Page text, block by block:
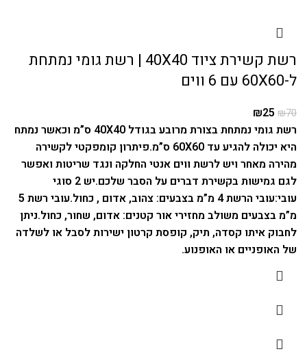
רשת קשירת ציוד 40X40 | רשת גומי נמתחת
ל-60X60 עם 6 ווים
₪70
₪25
רשת גומי נמתחת בצורת מרובע בגודל 40X40 ס”מ וכאשר נמתח
היא יכולה להגיע עד 60X60 ס”מ.
פיתרון קומפקטי לקשירה
מהירה מאחר ויש לרשת ווים אנטי החלקה ונגד שריטות ואפשר
לגם גמישות בקשירת דברים על הסבר שלכם.
יש 2 סוגי
עובי:עובי הרשת 4 מ”מ בצבעים: צהוב, אדום , כחול.
עובי רשת 5
מ”מ בצבעים משולב מחזירי אור קטנים: אדום, שחור, כחול.ניתן
לחבוק איתו קסדה, תיק, קופסת קרטון ישירות לסבל או לשלדה
של האופניים או האופנוע.